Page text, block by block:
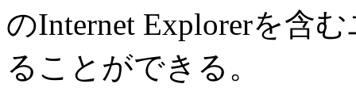
のInternet Explorerを含
ることができる。